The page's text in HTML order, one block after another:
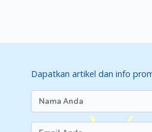
Dapatkan artikel dan info